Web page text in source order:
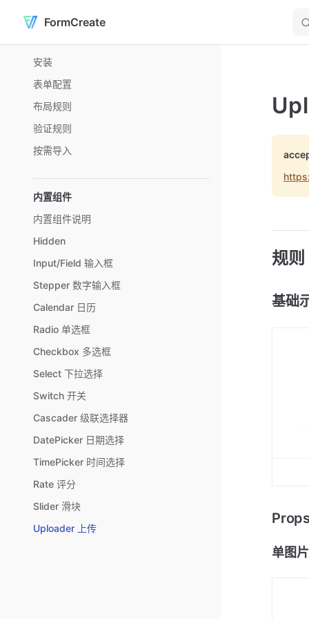
Skip to content
FormCreate
安装
表单配置
布局规则
验证规则
按需导入
内置组件
内置组件说明
Hidden
Input/Field 输入框
Stepper 数字输入框
Calendar 日历
Radio 单选框
Checkbox 多选框
Select 下拉选择
Switch 开关
Cascader 级联选择器
DatePicker 日期选择
TimePicker 时间选择
Rate 评分
Slider 滑块
Uploader 上传
规则
基础
单图